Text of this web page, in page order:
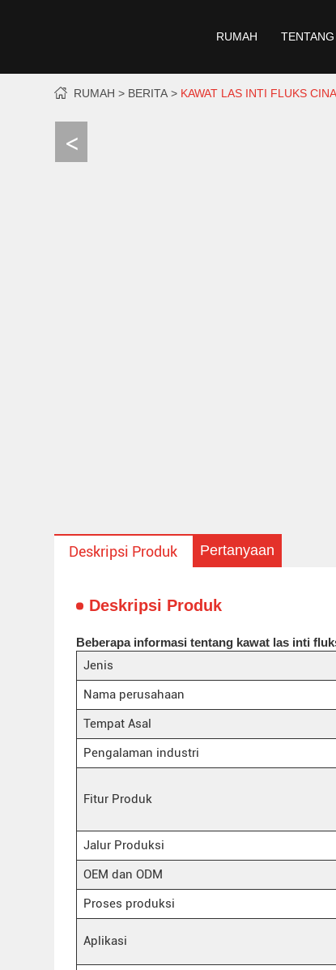
RUMAH TENTANG
RUMAH BERITA KAWAT LAS INTI FLUKS
Deskripsi Produk Pertanyaan
Deskripsi Produk
Beberapa informasi tentang kawat las inti
Jenis
Nama perusahaan
Tempat Asal
Pengalaman industri
Fitur Produk
Jalur Produksi
OEM dan ODM
Proses produksi
Aplikasi